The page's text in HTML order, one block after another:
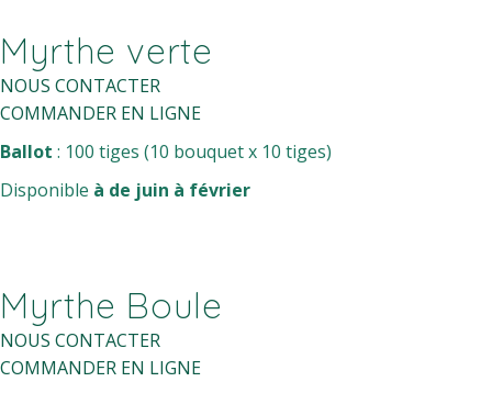
Myrthe verte
NOUS CONTACTER
COMMANDER EN LIGNE
Ballot : 100 tiges (10 bouquet x 10 tiges)
Disponible à de juin à février
Myrthe Boule
NOUS CONTACTER
COMMANDER EN LIGNE